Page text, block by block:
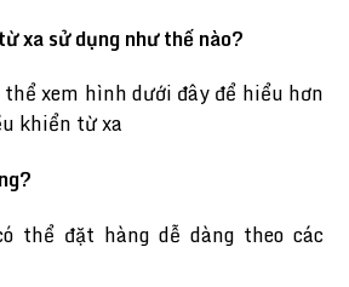
xa sử dụng như thế nào?
xem hình dưới đây để hiểu hơn
khiển từ xa
thể đặt hàng dễ dàng theo các